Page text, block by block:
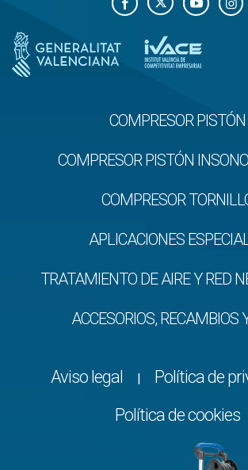
COMPRESOR PISTÓN
COMPRESOR PISTÓN
COMPRESOR
APLICACIONES
TRATAMIENTO DE AIRE Y RED
ACCESORIOS, RECAMBIOS
Aviso legal | Política de
Política de cookies